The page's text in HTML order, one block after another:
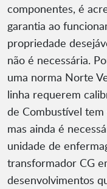
componentes, é
garantia ao
propriedade
não é necessária.
uma norma Norte
linha requerem
de Combustível tem
mas ainda é
unidade de
transformador CG
desenvolvimentos